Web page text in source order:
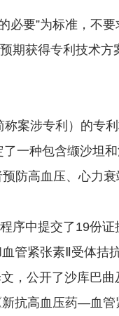
要”为标准，不要
期获得专利技术方
案涉专利）的专利
一种包含缬沙坦
防高血压、心力
序中提交了19份证
管紧张素Ⅱ受体拮
，公开了沙库巴曲
抗高血压药—血管